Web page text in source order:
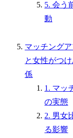
5. 会う
動
マッチング
と女性がつ
係
1. マッ
の実態
2. 男女
る影響